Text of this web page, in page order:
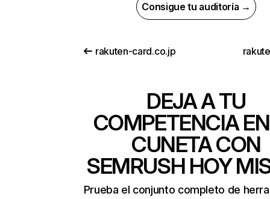
Consigue tu auditoría →
rakuten-card.co.jp
DEJA A TU
COMPETENCIA
CUNETA CON
SEMRUSH HOY
Prueba el conjunto completo de